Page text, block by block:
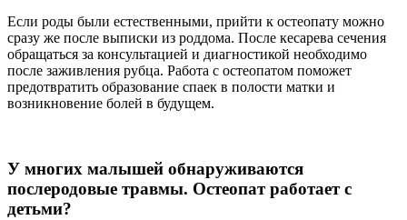
Если роды были естественными, прийти к остеопату можно
сразу же после выписки из роддома. После кесарева сечения
обращаться за консультацией и диагностикой необходимо
после заживления рубца. Работа с остеопатом поможет
предотвратить образование спаек в полости матки и
возникновение болей в будущем.
У многих малышей обнаруживаются
послеродовые травмы. Остеопат работает с
детьми?